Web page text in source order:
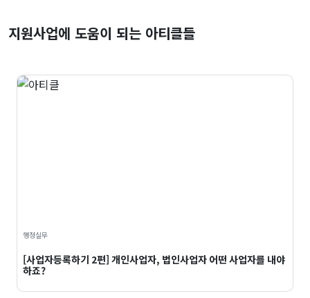
지원사업에 도움이 되는 아티클들
행정실무
[사업자등록하기 2편] 개인사업자, 법인사업자 어떤 사업자를 내야
하죠?